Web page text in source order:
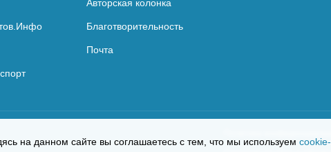
Авторская колонка
Благотворительность
Почта
на данном сайте вы соглашаетесь с тем, что мы используем